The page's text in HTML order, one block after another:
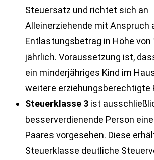
Steuersatz und richtet sich an
Alleinerziehende mit Anspruch
Entlastungsbetrag in Höhe von
jährlich. Voraussetzung ist,
ein minderjähriges Kind im
weitere erziehungsberechtigte
Steuerklasse 3ist
besserverdienende Person
Paares vorgesehen. Diese
Steuerklasse deutliche